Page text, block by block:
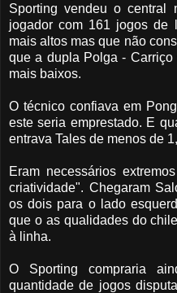
Sporting vendeu o central
jogador com 161 jogos de
mais altos mas que não
que a dupla Polga -
mais baixos.
O técnico confiava em
este seria emprestado. E
entrava Tales de menos de
Eram necessários
criatividade". Chegaram
os dois para o lado
que o as qualidades do
à linha.
O Sporting compraria
quantidade de jogos